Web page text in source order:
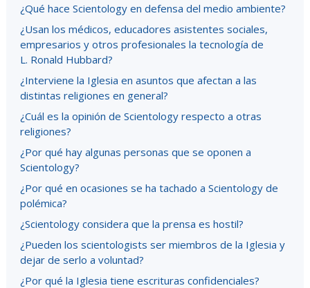
¿Qué hace Scientology en defensa del medio ambiente?
¿Usan los médicos, educadores asistentes sociales,
empresarios y otros profesionales la tecnología de
L. Ronald Hubbard?
¿Interviene la Iglesia en asuntos que afectan a las
distintas religiones en general?
¿Cuál es la opinión de Scientology respecto a otras
religiones?
¿Por qué hay algunas personas que se oponen a
Scientology?
¿Por qué en ocasiones se ha tachado a Scientology de
polémica?
¿Scientology considera que la prensa es hostil?
¿Pueden los scientologists ser miembros de la Iglesia y
dejar de serlo a voluntad?
¿Por qué la Iglesia tiene escrituras confidenciales?